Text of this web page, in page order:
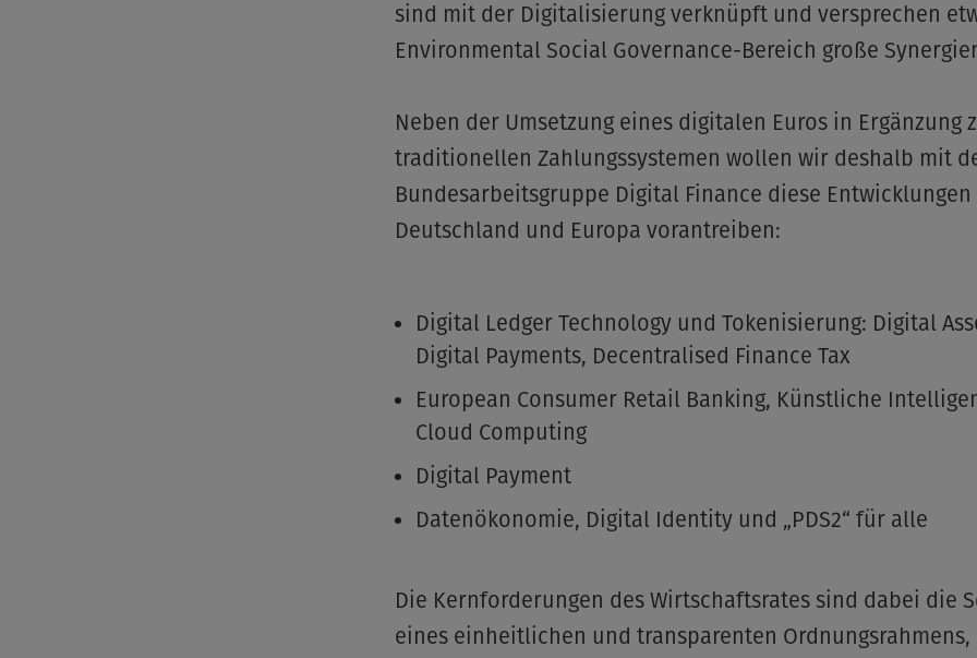
sind mit der Digitalisierung verknüpft und versprechen
Environmental Social Governance-Bereich große
Neben der Umsetzung eines digitalen Euros in Ergänzung
traditionellen Zahlungssystemen wollen wir deshalb mit
Bundesarbeitsgruppe Digital Finance diese Entwicklungen
Deutschland und Europa vorantreiben:
Digital Ledger Technology und Tokenisierung: Digital
Digital Payments, Decentralised Finance Tax
European Consumer Retail Banking, Künstliche
Cloud Computing
Digital Payment
Datenökonomie, Digital Identity und „PDS2“ für alle
Die Kernforderungen des Wirtschaftsrates sind dabei die
eines einheitlichen und transparenten Ordnungsrahmens,